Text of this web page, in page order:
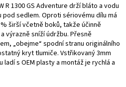
R 1300 GS Adventure drží bláto a vodu
sedlem. Oproti sériovému dílu má
širší včetně boků, takže účinně
výrazně sníží údržbu. Přesně
„obejme“ spodní stranu originálního
kryt tlumiče. Vstřikovaný 3mm
s OEM plasty a montáž je rychlá a